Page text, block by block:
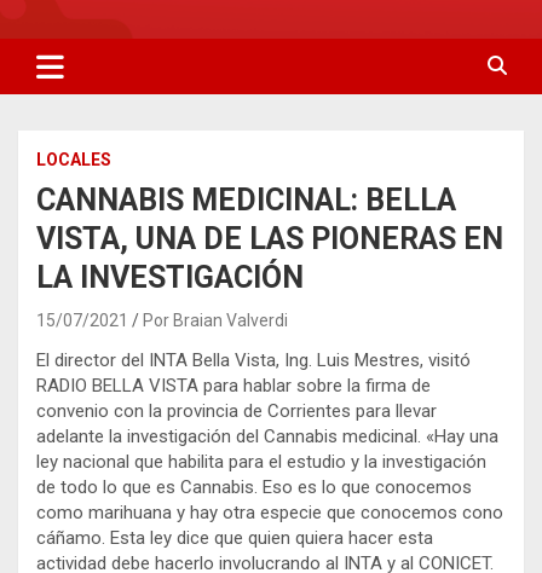
LOCALES
CANNABIS MEDICINAL: BELLA
VISTA, UNA DE LAS PIONERAS EN
LA INVESTIGACIÓN
15/07/2021 Por Braian Valverdi
El director del INTA Bella Vista, Ing. Luis Mestres, visitó
RADIO BELLA VISTA para hablar sobre la firma de
convenio con la provincia de Corrientes para llevar
adelante la investigación del Cannabis medicinal. «Hay una
ley nacional que habilita para el estudio y la investigación
de todo lo que es Cannabis. Eso es lo que conocemos
como marihuana y hay otra especie que conocemos cono
cáñamo. Esta ley dice que quien quiera hacer esta
actividad debe hacerlo involucrando al INTA y al CONICET.